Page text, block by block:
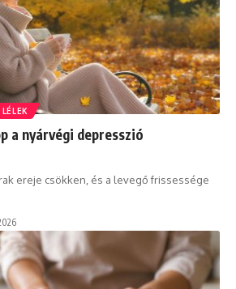
a nyárvégi depresszió
ereje csökken, és a levegő frissessége